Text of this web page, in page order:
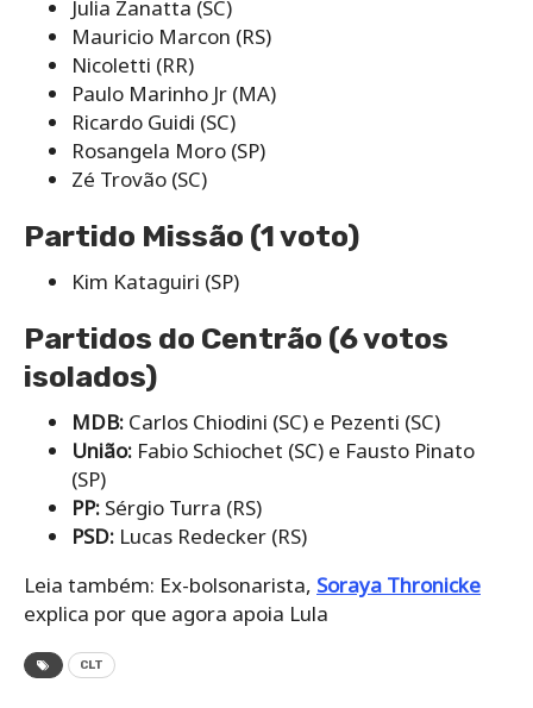
Julia Zanatta (SC)
Mauricio Marcon (RS)
Nicoletti (RR)
Paulo Marinho Jr (MA)
Ricardo Guidi (SC)
Rosangela Moro (SP)
Zé Trovão (SC)
Partido Missão (1 voto)
Kim Kataguiri (SP)
Partidos do Centrão (6 votos
isolados)
MDB: Carlos Chiodini (SC) e Pezenti (SC)
União: Fabio Schiochet (SC) e Fausto Pinato
(SP)
PP: Sérgio Turra (RS)
PSD: Lucas Redecker (RS)
Leia também: Ex-bolsonarista, Soraya Thronicke
explica por que agora apoia Lula
CLT